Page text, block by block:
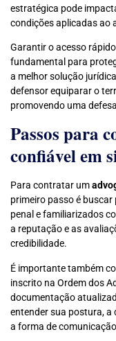
estratégica pode
condições aplicadas ao
Garantir o acesso
fundamental para
a melhor solução
defensor equiparar o
promovendo uma
Passos para
confiável em
Para contratar um
primeiro passo é
penal e familiarizados
a reputação e as
credibilidade.
É importante também
inscrito na Ordem dos
documentação
entender sua postura, a
a forma de